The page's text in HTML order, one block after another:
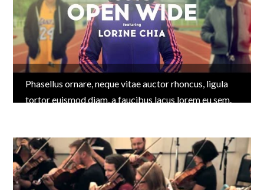
Phasellus dignissim […]
Phasellus ornare, neque vitae auctor rhoncus, ligula
tortor euismod diam, a faucibus lacus lorem eu sem.
libero non, molestie purus. Nunc mi sem, feugiat in
rhoncus eget, aliquam sit amet nulla. Mauris molestie
cursus felis, quis ultrices velit. Duis vel […]